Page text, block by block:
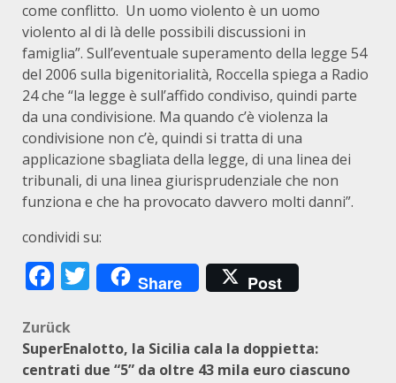
come conflitto. Un uomo violento è un uomo
violento al di là delle possibili discussioni in
famiglia”. Sull’eventuale superamento della legge 54
del 2006 sulla bigenitorialità, Roccella spiega a Radio
24 che “la legge è sull’affido condiviso, quindi parte
da una condivisione. Ma quando c’è violenza la
condivisione non c’è, quindi si tratta di una
applicazione sbagliata della legge, di una linea dei
tribunali, di una linea giurisprudenziale che non
funziona e che ha provocato davvero molti danni”.
condividi su:
Facebook
Twitter
Share Post
Beitragsnavigation
Zurück
SuperEnalotto, la Sicilia cala la doppietta:
centrati due “5” da oltre 43 mila euro ciascuno